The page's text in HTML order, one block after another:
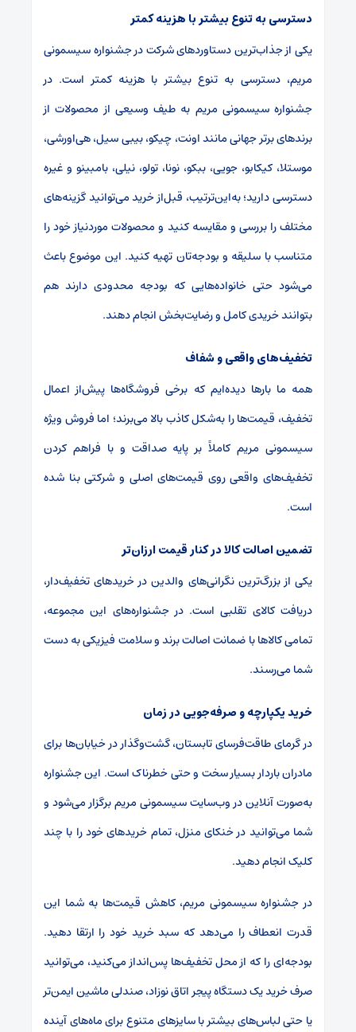
دسترسی به تنوع بیشتر با هزینه کمتر
یکی از جذاب‌ترین دستاوردهای شرکت در جشنواره سیسمونی
مریم، دسترسی به تنوع بیشتر با هزینه کمتر است. در
جشنواره سیسمونی مریم به طیف وسیعی از محصولات از
برندهای برتر جهانی مانند اونت، چیکو، بیبی سیل، هی‌اورشی،
موستلا، کیکابو، جویی، ببکو، نونا، تولو، نیلی، بامبینو و غیره
دسترسی دارید؛ به‌این‌ترتیب، قبل‌از خرید می‌توانید گزینه‌های
مختلف را بررسی و مقایسه کنید و محصولات موردنیاز خود را
متناسب با سلیقه و بودجه‌تان تهیه کنید. این موضوع باعث
می‌شود حتی خانواده‌هایی که بودجه محدودی دارند هم
بتوانند خریدی کامل و رضایت‌بخش انجام دهند.
تخفیف‌های واقعی و شفاف
همه ما بارها دیده‌ایم که برخی فروشگاه‌ها پیش‌از اعمال
تخفیف، قیمت‌ها را به‌شکل کاذب بالا می‌برند؛ اما فروش ویژه
سیسمونی مریم کاملاً بر پایه صداقت و با فراهم کردن
تخفیف‌های واقعی روی قیمت‌های اصلی و شرکتی بنا شده
است.
تضمین اصالت کالا در کنار قیمت ارزان‌تر
یکی از بزرگ‌ترین نگرانی‌های والدین در خریدهای تخفیف‌دار،
دریافت کالای تقلبی است. در جشنواره‌های این مجموعه،
تمامی کالاها با ضمانت اصالت برند و سلامت فیزیکی به دست
شما می‌رسند.
خرید یکپارچه و صرفه‌جویی در زمان
در گرمای طاقت‌فرسای تابستان، گشت‌وگذار در خیابان‌ها برای
مادران باردار بسیار سخت و حتی خطرناک است. این جشنواره
به‌صورت آنلاین در وب‌سایت سیسمونی مریم برگزار می‌شود و
شما می‌توانید در خنکای منزل، تمام خریدهای خود را با چند
کلیک انجام دهید.
در جشنواره سیسمونی مریم، کاهش قیمت‌ها به شما این
قدرت انعطاف را می‌دهد که سبد خرید خود را ارتقا دهید.
بودجه‌ای را که از محل تخفیف‌ها پس‌انداز می‌کنید، می‌توانید
صرف خرید یک دستگاه پیجر اتاق نوزاد، صندلی ماشین ایمن‌تر
یا حتی لباس‌های بیشتر با سایزهای متنوع برای ماه‌های آینده